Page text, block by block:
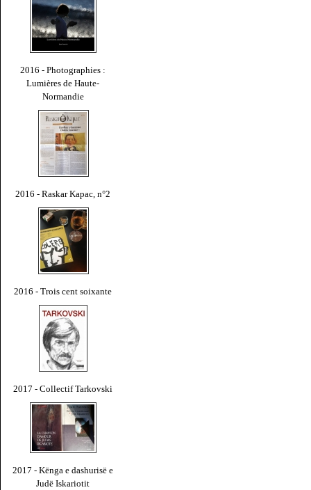
2016 - Photographies :
Lumières de Haute-
Normandie
2016 - Raskar Kapac, n°2
2016 - Trois cent soixante
2017 - Collectif Tarkovski
2017 - Kënga e dashurisë e
Judë Iskariotit